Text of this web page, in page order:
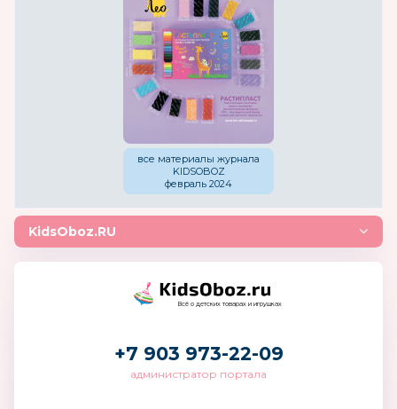
все материалы журнала
KIDSOBOZ
февраль 2024
KidsOboz.RU
Всё о детских товарах и игрушках
+7 903 973-22-09
администратор портала